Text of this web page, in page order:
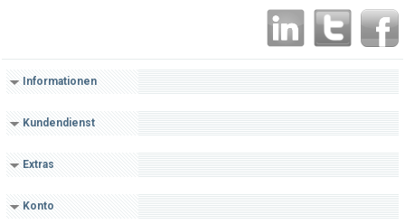
Informationen
Kundendienst
Extras
Konto